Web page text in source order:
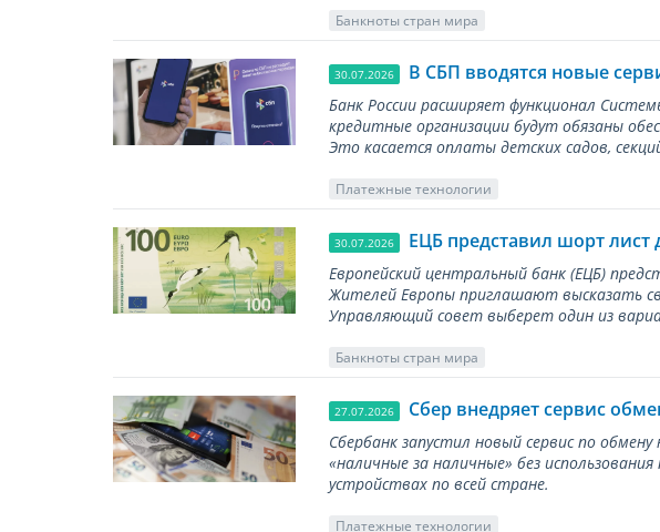
Банкноты стран мира
30.07.2026 В СБП вводятся новые
Банк России расширяет функционал
кредитные организации будут обязаны
Это касается оплаты детских садов,
Платежные технологии
30.07.2026 ЕЦБ представил шорт
Европейский центральный банк (ЕЦБ)
Жителей Европы приглашают высказать
Управляющий совет выберет один из
Банкноты стран мира
27.07.2026 Сбер внедряет сервис
Сбербанк запустил новый сервис по
«наличные за наличные» без
устройствах по всей стране.
Платежные технологии